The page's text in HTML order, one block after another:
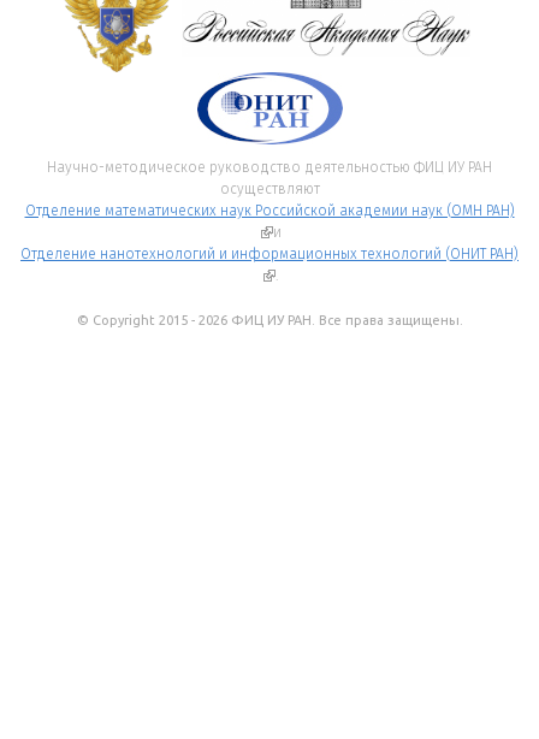
Научно-методическое руководство деятельностью ФИЦ ИУ РАН
осуществляют
Отделение математических наук Российской академии наук (ОМН РАН)
(внешняя ссылка)
и
Отделение нанотехнологий и информационных технологий (ОНИТ РАН)
(внешняя ссылка)
.
© Copyright 2015 - 2026 ФИЦ ИУ РАН. Все права защищены.